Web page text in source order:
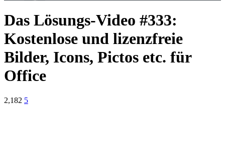
Das Lösungs-Video #333:
Kostenlose und lizenzfreie
Bilder, Icons, Pictos etc. für
Office
2,182 5